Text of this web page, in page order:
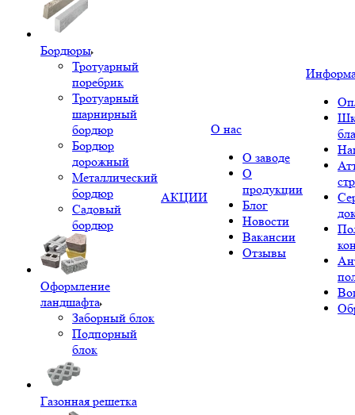
Бордюры
Тротуарный
поребрик
Тротуарный
шарнирный
бордюр
Бордюр
дорожный
Металлический
бордюр
Садовый
бордюр
Оформление
ландшафта
Заборный блок
Подпорный
блок
Газонная решетка
АКЦИИ
О нас
О заводе
О
продукции
Блог
Новости
Вакансии
Отзывы